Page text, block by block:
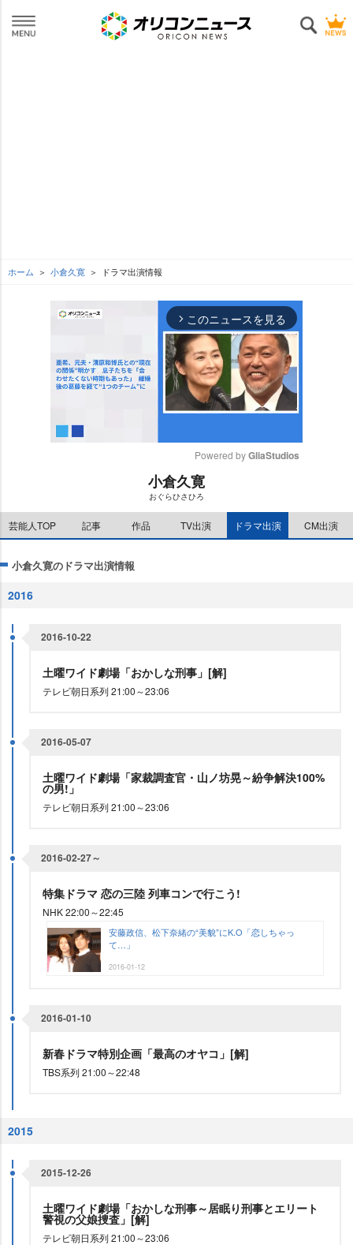
ホーム 小倉久寛 ドラマ出演情報
arrow_forward_ios このニュースを見る
e
Powered by GliaStudios
小倉久寛
おぐらひさひろ
芸能人TOP 記事 作品 TV出演 ドラマ出演 CM出演
小倉久寛のドラマ出演情報
2016
2016-10-22
土曜ワイド劇場「おかしな刑事」[解]
テレビ朝日系列 21:00～23:06
2016-05-07
土曜ワイド劇場「家裁調査官・山ノ坊晃～紛争解決100%
の男!」
テレビ朝日系列 21:00～23:06
2016-02-27～
特集ドラマ 恋の三陸 列車コンで行こう!
NHK 22:00～22:45
安藤政信、松下奈緒の“美貌”にK.O「恋しちゃっ
て…」
2016-01-12
2016-01-10
新春ドラマ特別企画「最高のオヤコ」[解]
TBS系列 21:00～22:48
2015
2015-12-26
土曜ワイド劇場「おかしな刑事～居眠り刑事とエリート
警視の父娘捜査」[解]
テレビ朝日系列 21:00～23:06